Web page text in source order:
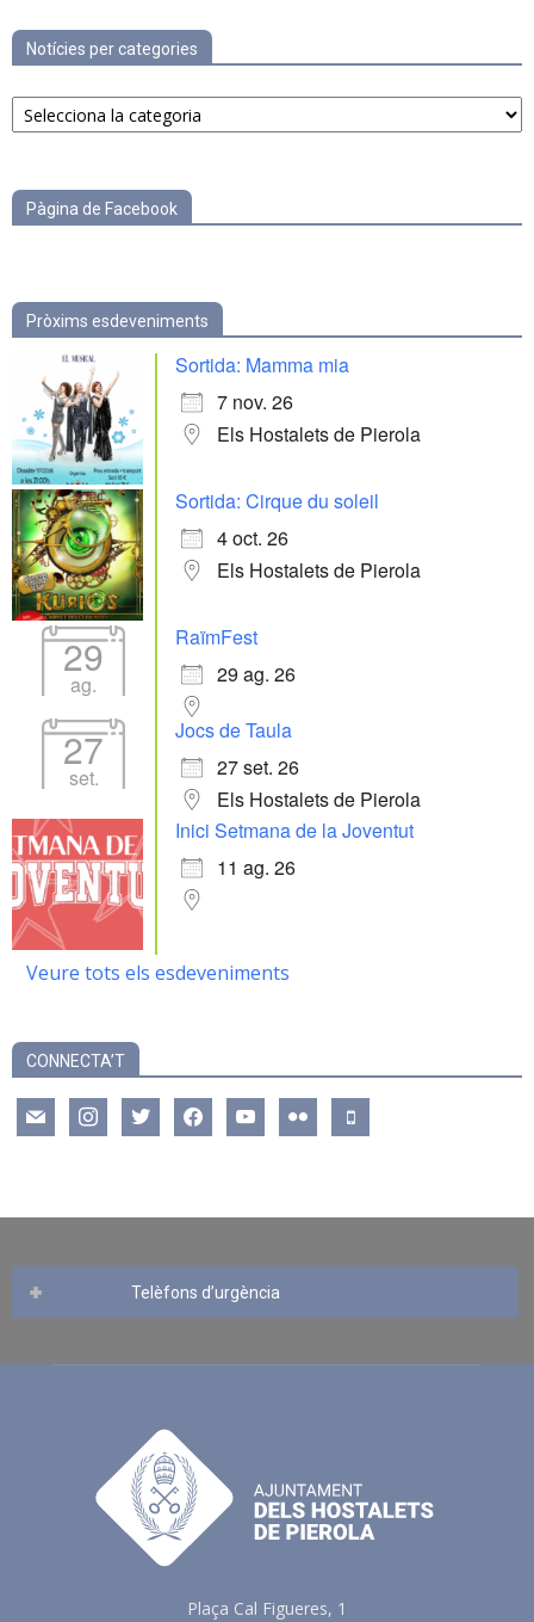
Notícies per categories
Notícies
per
Pàgina de Facebook
Pròxims esdeveniments
Sortida: Mamma mia
7 nov. 26
Els Hostalets de Pierola
Sortida: Cirque du soleil
4 oct. 26
Els Hostalets de Pierola
29
ag.
RaïmFest
29 ag. 26
27
set.
Jocs de Taula
27 set. 26
Els Hostalets de Pierola
Inici Setmana de la Joventut
11 ag. 26
Veure tots els esdeveniments
CONNECTA’T
mail instagramtwitter facebookyoutube flickr mobile
Telèfons d’urgència
Plaça Cal Figueres, 1